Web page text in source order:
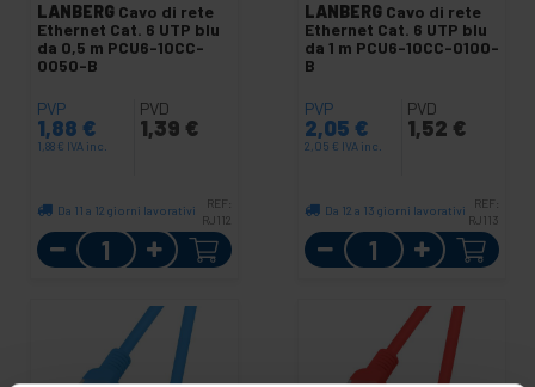
LANBERG Cavo di rete
Ethernet Cat. 6 UTP blu
da 0,5 m PCU6-10CC-
0050-B
PVP
1,88 €
1,88 € IVA inc.
PVD
1,39 €
Da 11 a 12 giorni lavorativi
REF:
RJ112
Quantità
LANBERG Cavo di rete
Ethernet Cat. 6 UTP blu
da 1 m PCU6-10CC-0100-
B
PVP
2,05 €
2,05 € IVA inc.
PVD
1,52 €
Da 12 a 13 giorni lavorativi
REF:
RJ113
Quantità